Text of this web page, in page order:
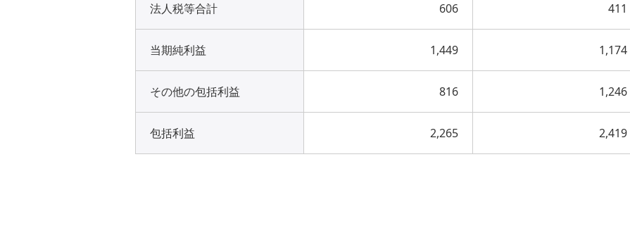
法人税等合計 606 411
当期純利益 1,449 1,174
その他の包括利益 816 1,246
包括利益 2,265 2,419